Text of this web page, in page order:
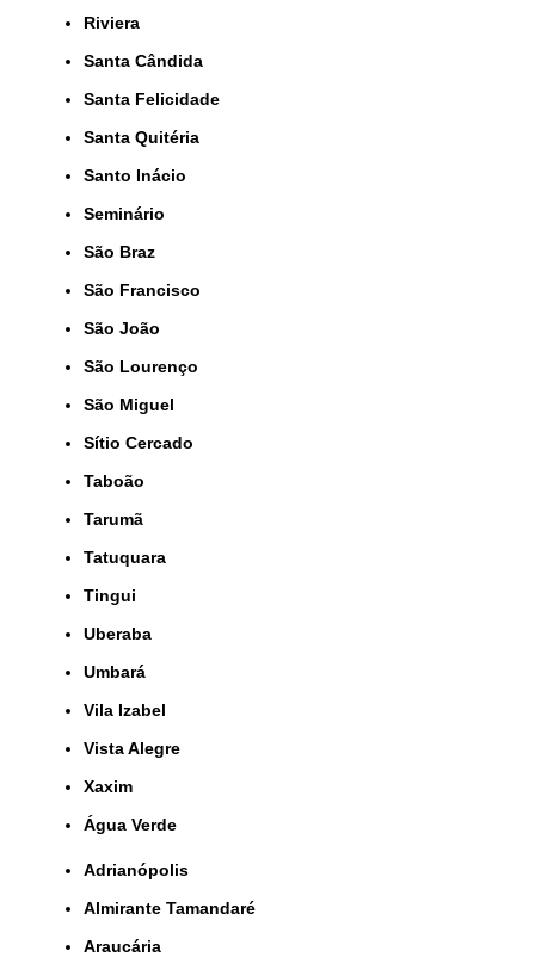
Riviera
Santa Cândida
Santa Felicidade
Santa Quitéria
Santo Inácio
Seminário
São Braz
São Francisco
São João
São Lourenço
São Miguel
Sítio Cercado
Taboão
Tarumã
Tatuquara
Tingui
Uberaba
Umbará
Vila Izabel
Vista Alegre
Xaxim
Água Verde
Adrianópolis
Almirante Tamandaré
Araucária